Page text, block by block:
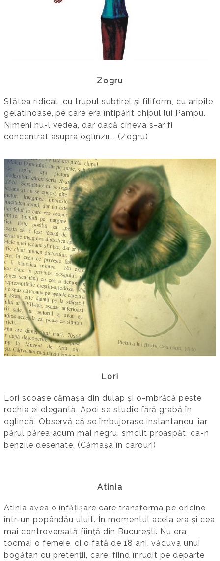
Zogru
Stătea ridicat, cu trupul subţirel și fili­form, cu aripile
gelatinoase, pe care era întipărit chipul lui Pampu.
Nimeni nu-­l vedea, dar dacă cineva s­-ar fi
concentrat asupra oglinzii…. (Zogru)
Lori
Lori scoase cămașa din dulap și o-mbrăcă peste
rochia ei elegantă. Apoi se studie fără grabă în
oglindă. Observă că se îmbujorase instantaneu, iar
părul părea acum mai negru, smolit proaspăt, ca-n
benzile desenate. (Cămașa în carouri)
Atinia
Atinia avea o înfățișare care transforma pe oricine
într-un popândău uluit. În momentul acela era și cea
mai controversată ființă din București. Nu era
tocmai o femeie, ci o fată de 18 ani, văduva unui
bogătan cu pretenții, care, fiind înrudit pe departe